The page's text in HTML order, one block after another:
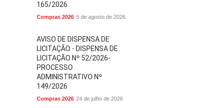
165/2026
Compras 2026 5 de agosto de 2026
AVISO DE DISPENSA DE
LICITAÇÃO - DISPENSA DE
LICITAÇÃO Nº 52/2026-
PROCESSO
ADMINISTRATIVO Nº
149/2026
Compras 2026 24 de julho de 2026